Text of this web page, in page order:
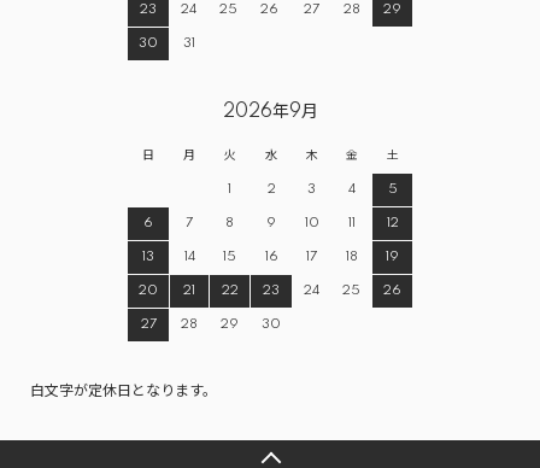
23 24 25 26 27 28 29
30 31
2026年9月
日 月 火 水 木 金 土
1 2 3 4 5
6 7 8 9 10 11 12
13 14 15 16 17 18 19
20 21 22 23 24 25 26
27 28 29 30
白文字が定休日となります。